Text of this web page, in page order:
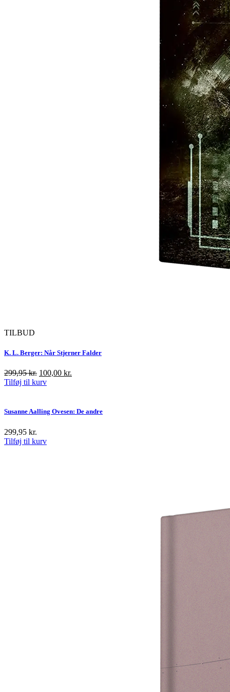
TILBUD
K. L. Berger: Når Stjerner Falder
299,95kr. Den
oprindelige
299,95 kr..
100,00 kr.
100,00 kr..
Tilføj til kurv
Susanne Aalling Ovesen: De andre
299,95 kr.
Tilføj til kurv